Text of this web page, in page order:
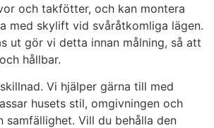
och takfötter, och kan montera
med skylift vid svåråtkomliga lägen.
ut gör vi detta innan målning, så att
hållbar.
Vi hjälper gärna till med
husets stil, omgivningen och
samfällighet. Vill du behålla den